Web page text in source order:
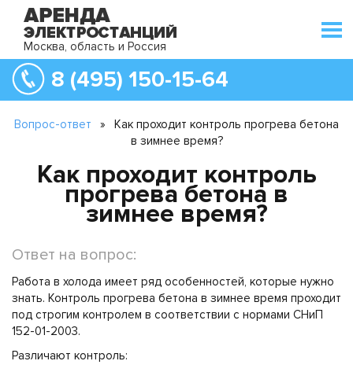
Москва, область и Россия
8 (495) 150-15-64
Вопрос-ответ »
Как проходит контроль прогрева бетона
в зимнее время?
Как проходит контроль
прогрева бетона в
зимнее время?
Ответ на вопрос:
Работа в холода имеет ряд особенностей, которые нужно
знать. Контроль прогрева бетона в зимнее время проходит
под строгим контролем в соответствии с нормами СНиП
152-01-2003.
Различают контроль: